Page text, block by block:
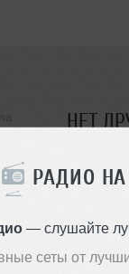
РАДИО НА
— слушайте
сеты от
НЕТ